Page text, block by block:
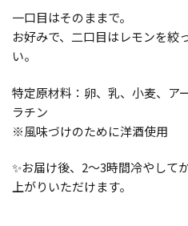
一口目はそのままで。
お好みで、二口目はレモンを絞
い。
特定原材料：卵、乳、小麦、ア
ラチン
※風味づけのために洋酒使用
✨お届け後、2〜3時間冷やして
上がりいただけます。